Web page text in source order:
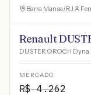
Barra Mansa/RJ
Renault
DUSTER OROCH Dyna.
MERCADO
R$4.262